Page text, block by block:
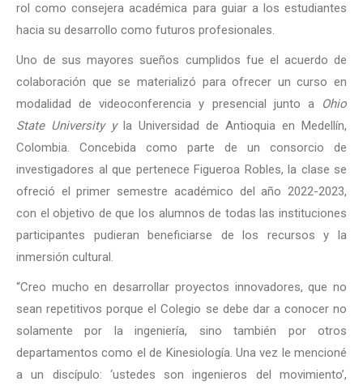
rol como consejera académica para guiar a los estudiantes
hacia su desarrollo como futuros profesionales.
Uno de sus mayores sueños cumplidos fue el acuerdo de
colaboración que se materializó para ofrecer un curso en
modalidad de videoconferencia y presencial junto a
Ohio
State University y la Universidad de Antioquia en Medellín,
Colombia. Concebida como parte de un consorcio de
investigadores al que pertenece Figueroa Robles, la clase se
ofreció el primer semestre académico del año 2022-2023,
con el objetivo de que los alumnos de todas las instituciones
participantes pudieran beneficiarse de los recursos y la
inmersión cultural.
“Creo mucho en desarrollar proyectos innovadores, que no
sean repetitivos porque el Colegio se debe dar a conocer no
solamente por la ingeniería, sino también por otros
departamentos como el de Kinesiología. Una vez le mencioné
a un discípulo: ‘ustedes son ingenieros del movimiento’,